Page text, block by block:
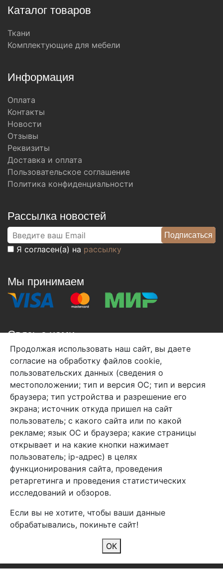
Каталог товаров
Ткани
Комплектующие для мебели
Информация
Оплата
Контакты
Новости
Отзывы
Реквизиты
Доставка и оплата
Пользовательское соглашение
Политика конфиденциальности
Рассылка новостей
Я согласен(а) на рассылку
Мы принимаем
Связь с нами
+7 (495) 933-38-08
info@arben-textile.ru- оптовые продажи
Арбен текстиль г. Щелково, пер.
1-й Советский д.25, владение 2.
Мы в соц. сетях
Продолжая использовать наш сайт, вы даете
согласие на обработку файлов cookie,
пользовательских данных (сведения о
местоположении; тип и версия ОС; тип и версия
браузера; тип устройства и разрешение его
экрана; источник откуда пришел на сайт
пользователь; с какого сайта или по какой
рекламе; язык ОС и браузера; какие страницы
открывает и на какие кнопки нажимает
пользователь; ip-адрес) в целях
функционирования сайта, проведения
ретаргетинга и проведения статистических
исследований и обзоров.
Если вы не хотите, чтобы ваши данные
обрабатывались, покиньте сайт!
ОК